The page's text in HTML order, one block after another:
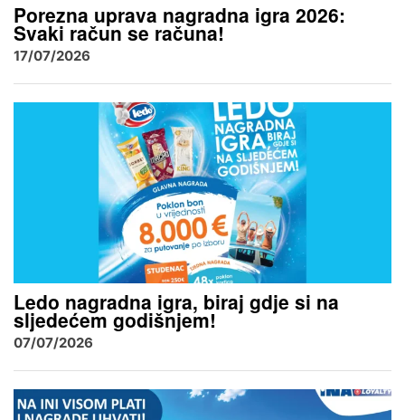
Porezna uprava nagradna igra 2026:
Svaki račun se računa!
17/07/2026
Ledo nagradna igra, biraj gdje si na
sljedećem godišnjem!
07/07/2026